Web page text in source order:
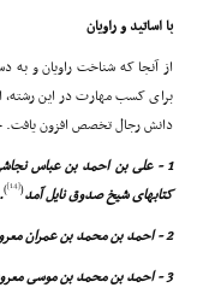
با اساتید و راویان
از آنجا که شناخت راویان و به
براى کسب مهارت در این رشته،
دانش رجال تخصص افزون یافت.
1 - على بن احمد بن عباس
کتابهاى شیخ صدوق نایل آمد(
[14]
)
.
2 - احمد بن محمد بن عمران معروف به «ابن جُندى» (305 - 396)
3 - احمد بن محمد بن موسى معروف به «ابن صلت اهوازى» (324 - 409)ق.